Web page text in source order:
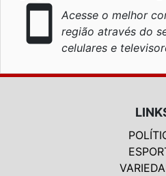
smartphone
Acesse o melhor
região através do
celulares e